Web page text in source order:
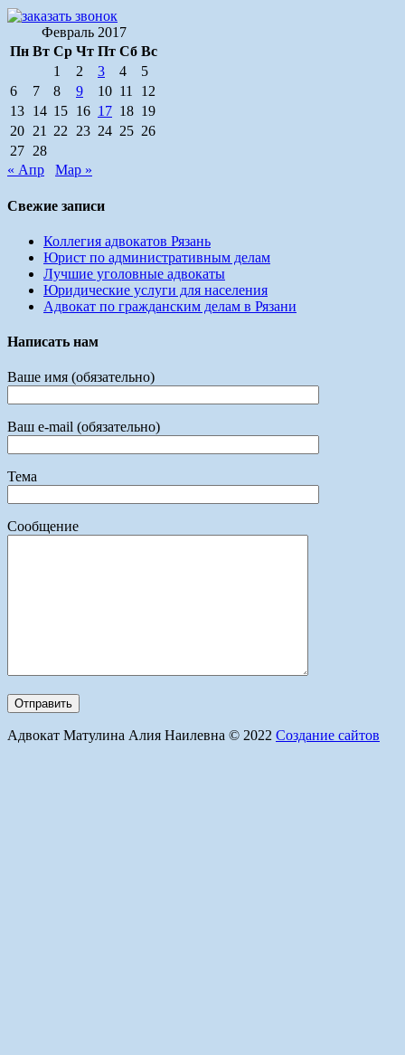
Февраль 2017
Пн Вт Ср Чт Пт Сб Вс
1
2 3 4
5
6
7 8 9 10 11
12
13 14 15 16 17 18 19
20 21 22 23 24 25 26
27 28
« Апр
Мар »
Свежие записи
Коллегия адвокатов Рязань
Юрист по административным делам
Лучшие уголовные адвокаты
Юридические услуги для населения
Адвокат по гражданским делам в Рязани
Написать нам
Ваше имя (обязательно)
Ваш e-mail (обязательно)
Тема
Сообщение
Адвокат Матулина Алия Наилевна © 2022 Создание сайтов